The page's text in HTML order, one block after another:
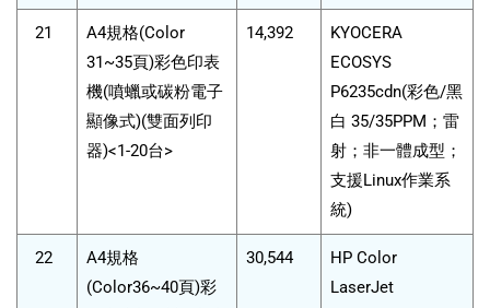
21
A4規格(Color
31~35頁)彩色印表
機(噴蠟或碳粉電子
顯像式)(雙面列印
器)<1-20台>
14,392
KYOCERA
ECOSYS
P6235cdn(彩色/黑
白 35/35PPM；雷
射；非一體成型；
支援Linux作業系
統)
22
A4規格
(Color36~40頁)彩
30,544
HP Color
LaserJet